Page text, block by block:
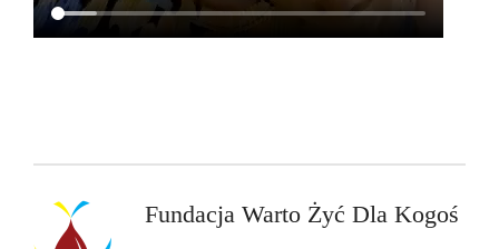
Fundacja Warto Żyć Dla Kogoś